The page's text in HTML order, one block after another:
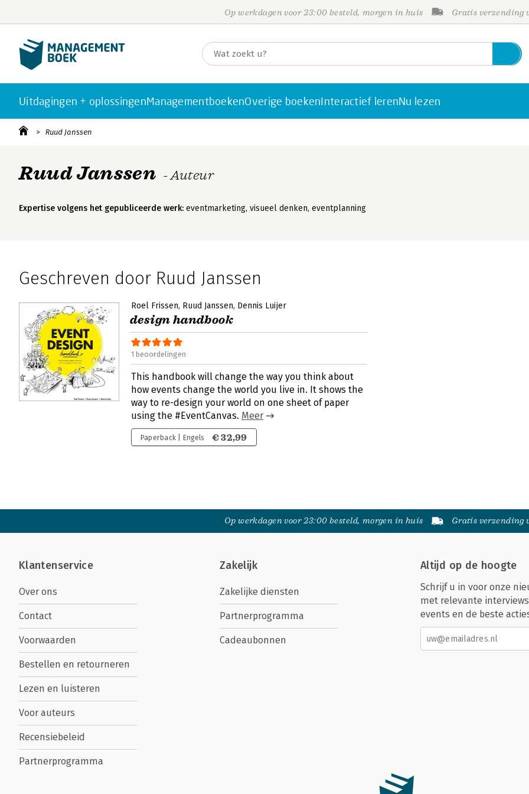
Op werkdagen voor 23:00 besteld, morgen in huis Gratis verzending
Uitdagingen + oplossingenManagementboekenOverige boekenInteractief lerenNu lezen
Ruud Janssen
Ruud Janssen - Auteur
Expertise volgens het gepubliceerde werk: eventmarketing, visueel denken, eventplanning
Geschreven door Ruud Janssen
Roel Frissen Ruud Janssen Dennis Luijer
design handbook
1 beoordelingen
This handbook will change the way you think about
how events change the world you live in. It shows the
way to re-design your world on one sheet of paper
using the #EventCanvas. Meer
Paperback | Engels € 32,99
Op werkdagen voor 23:00 besteld, morgen in huis Gratis verzending
Klantenservice
Over ons
Contact
Voorwaarden
Bestellen en retourneren
Lezen en luisteren
Voor auteurs
Recensiebeleid
Partnerprogramma
Zakelijk
Zakelijke diensten
Partnerprogramma
Cadeaubonnen
Altijd op de hoogte
Schrijf u in voor onze
met relevante
events en de beste